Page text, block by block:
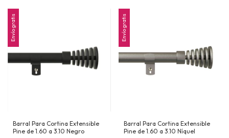
Envío gratis
Barral Para Cortina Extensible
Pine de 1.60 a 3.10 Negro
Envío gratis
Barral Para Cortina Extensible
Pine de 1.60 a 3.10 Níquel